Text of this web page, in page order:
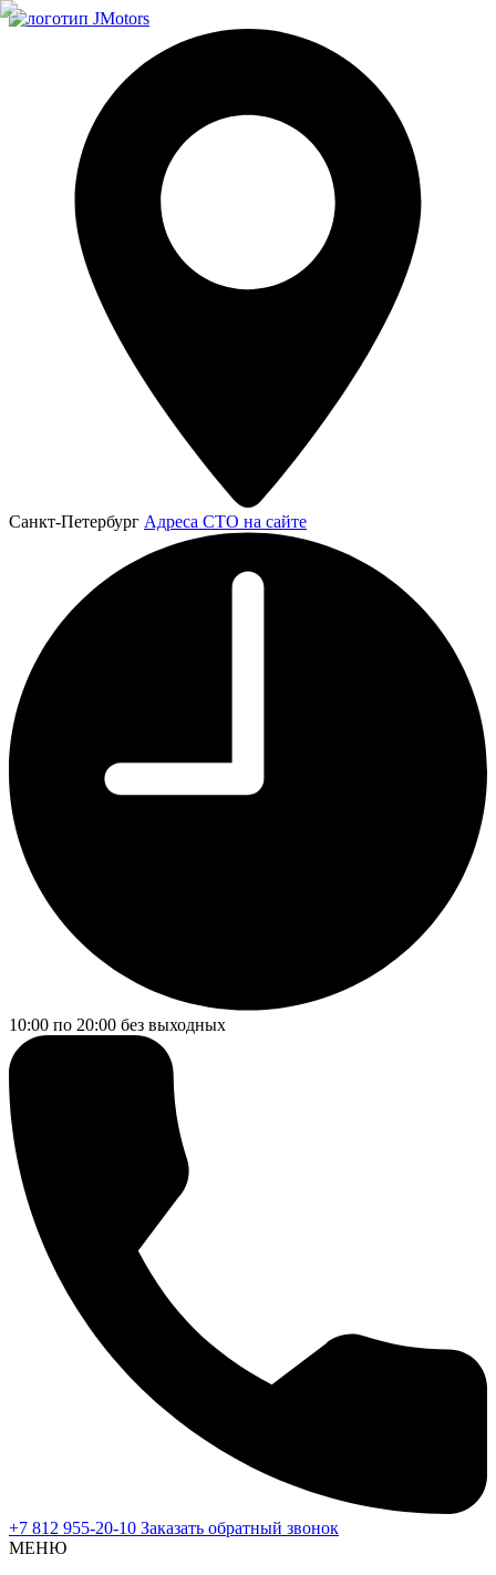
Санкт-Петербург Адреса СТО на сайте
10:00 по 20:00 без выходных
+7 812 955-20-10 Заказать обратный звонок
МЕНЮ